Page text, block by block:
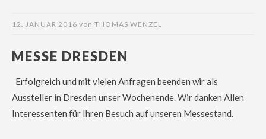
12. JANUAR 2016 von THOMAS WENZEL
MESSE DRESDEN
Erfolgreich und mit vielen Anfragen beenden wir als
Aussteller in Dresden unser Wochenende. Wir danken Allen
Interessenten für Ihren Besuch auf unseren Messestand.